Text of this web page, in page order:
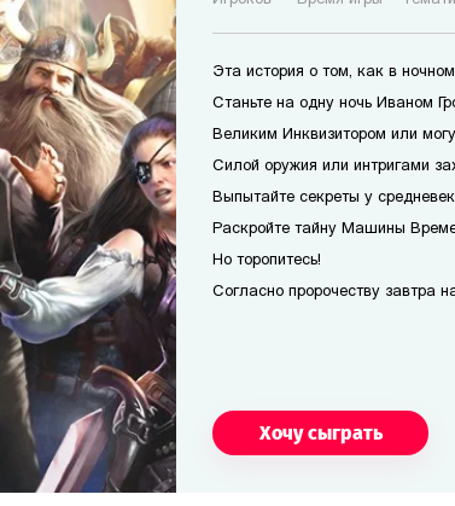
Эта история о том, как в
Станьте на одну ночь Иваном
Великим Инквизитором или
Силой оружия или интригами
Выпытайте секреты у
Раскройте тайну Машины
Но торопитесь!
Согласно пророчеству завтра
Хочу сыграть